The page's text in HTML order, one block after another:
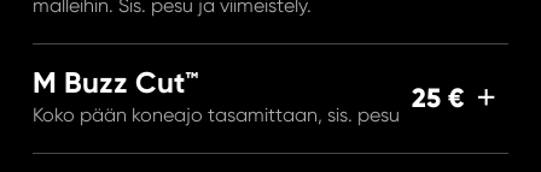
malleihin. Sis. pesu ja viimeistely.
M Buzz Cut™
Koko pään koneajo tasamittaan, sis. pesu
25 €